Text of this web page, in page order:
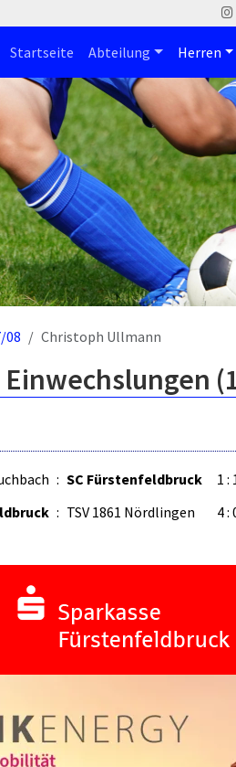
Startseite Abteilung Herren
08 Christoph Ullmann
: SC Fürstenfeldbruck 1 :
: TSV 1861 Nördlingen 4 :